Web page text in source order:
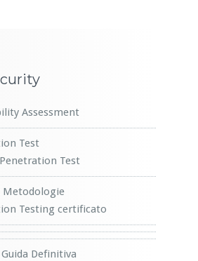
Assessment
Test
Test
Metodologie
Testing certificato
Definitiva